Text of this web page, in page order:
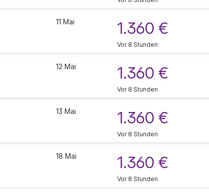
11 Mai 1.360 €
Vor 8 Stunden
12 Mai 1.360 €
Vor 8 Stunden
13 Mai 1.360 €
Vor 8 Stunden
18 Mai 1.360 €
Vor 8 Stunden